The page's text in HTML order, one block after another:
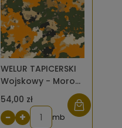
WELUR TAPICERSKI
Wojskowy - Moro
Pustynne,
Pomarańcz i Zieleń
[6-8]
54,00 zł
− + mb